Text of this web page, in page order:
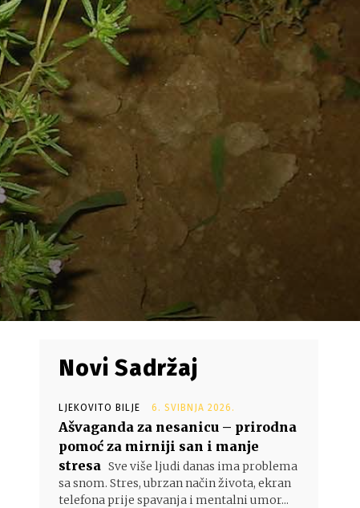
Novi Sadržaj
LJEKOVITO BILJE 6. SVIBNJA 2026.
Ašvaganda za nesanicu – prirodna
pomoć za mirniji san i manje
stresa Sve više ljudi danas ima problema
sa snom. Stres, ubrzan način života, ekran
telefona prije spavanja i mentalni umor...